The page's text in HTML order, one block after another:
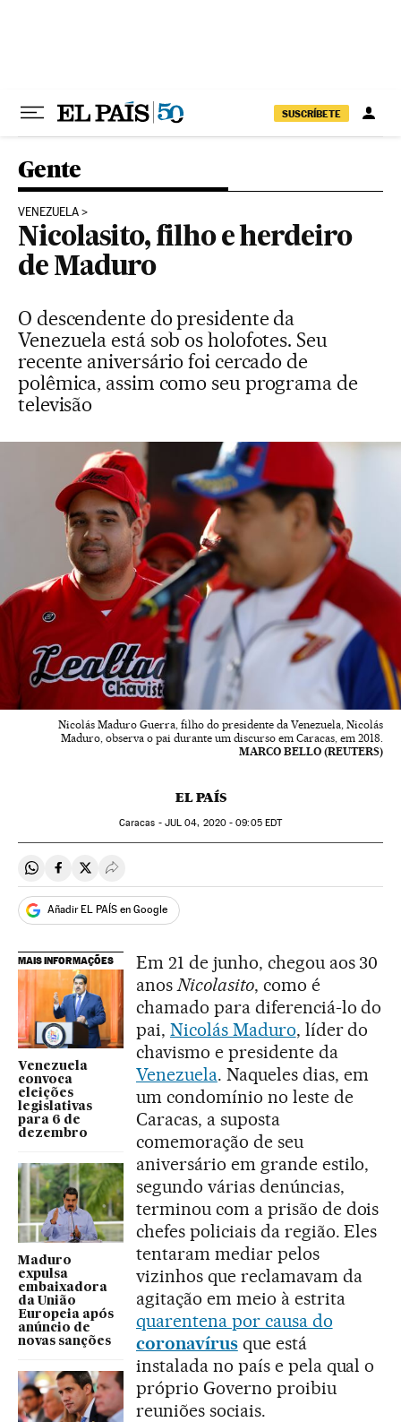
SUSCRÍBETE
Gente
VENEZUELA
Nicolasito, filho e herdeiro
de Maduro
O descendente do presidente da
Venezuela está sob os holofotes. Seu
recente aniversário foi cercado de
polêmica, assim como seu programa de
televisão
Nicolás Maduro Guerra, filho do presidente da Venezuela, Nicolás
Maduro, observa o pai durante um discurso em Caracas, em 2018.
MARCO BELLO (REUTERS)
EL PAÍS
Caracas - JUL 04, 2020 - 09:05EDT
Compartir en Whatsapp
Compartir en Facebook
Compartir en Twitter
Desplegar Redes Sociales
Añadir EL PAÍS en Google
MAIS INFORMAÇÕES
Venezuela
convoca
eleições
legislativas
para 6 de
dezembro
Maduro
expulsa
embaixadora
da União
Europeia após
anúncio de
novas sanções
Em 21 de junho, chegou aos 30
anosNicolasito, como é
chamado para diferenciá-lo do
pai, Nicolás Maduro, líder do
chavismo e presidente da
Venezuela. Naqueles dias, em
um condomínio no leste de
Caracas, a suposta
comemoração de seu
aniversário em grande estilo,
segundo várias denúncias,
terminou com a prisão de dois
chefes policiais da região. Eles
tentaram mediar pelos
vizinhos que reclamavam da
agitação em meio à estrita
quarentena por causa do
coronavírusque está
instalada no país e pela qual o
próprio Governo proibiu
reuniões sociais.